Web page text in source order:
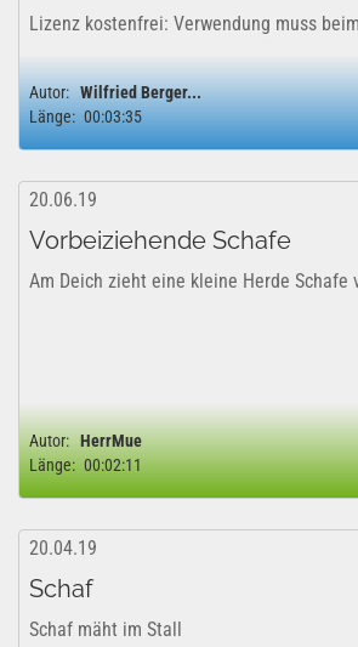
Lizenz kostenfrei: Verwendung muss
privaten Bereich vom Autor genehmigt.
Lizenzfreigabe: Das Projekt kann
Autor: Wilfried Berger...
Länge: 00:03:35
20.06.19
Vorbeiziehende Schafe
Am Deich zieht eine kleine Herde Schafe
Autor: HerrMue
Länge: 00:02:11
20.04.19
Schaf
Schaf mäht im Stall